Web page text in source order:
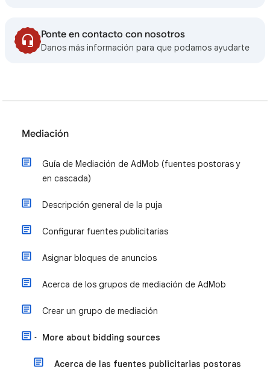
Ponte en contacto con nosotros
Danos más información para que podamos ayudarte
Mediación
Guía de Mediación de AdMob (fuentes postoras y
en cascada)
Descripción general de la puja
Configurar fuentes publicitarias
Asignar bloques de anuncios
Acerca de los grupos de mediación de AdMob
Crear un grupo de mediación
More about bidding sources
Acerca de las fuentes publicitarias postoras